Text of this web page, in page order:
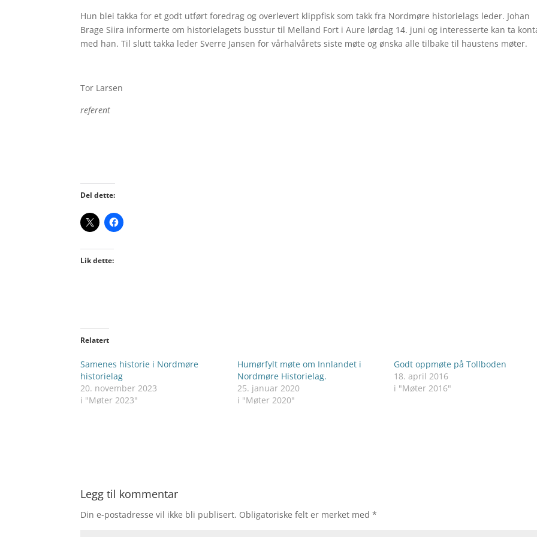
Hun blei takka for et godt utført foredrag og overlevert klippfisk som takk fra Nordmøre historielags leder. Johan
Brage Siira informerte om historielagets busstur til Melland Fort i Aure lørdag 14. juni og interesserte kan ta
med han. Til slutt takka leder Sverre Jansen for vårhalvårets siste møte og ønska alle tilbake til haustens møter.
Tor Larsen
referent
Del dette:
Lik dette:
Relatert
Samenes historie i Nordmøre
historielag
20. november 2023
i "Møter 2023"
Humørfylt møte om Innlandet i
Nordmøre Historielag.
25. januar 2020
i "Møter 2020"
Godt oppmøte på Tollboden
18. april 2016
i "Møter 2016"
Legg til kommentar
Din e-postadresse vil ikke bli publisert. Obligatoriske felt er merket med*